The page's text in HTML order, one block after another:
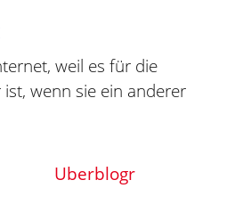
weil es für die
wenn sie ein anderer
Uberblogr